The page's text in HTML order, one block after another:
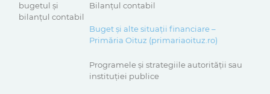
bugetul şi
bilanţul contabil
Bilanţul contabil
Buget și alte situații financiare –
Primăria Oituz (primariaoituz.ro)
Programele şi strategiile autorităţii sau
instituţiei publice